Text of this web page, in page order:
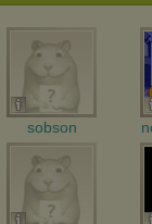
sobson